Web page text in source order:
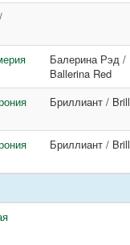
Балерина Рэд /
Ballerina Red
Бриллиант /
Бриллиант /